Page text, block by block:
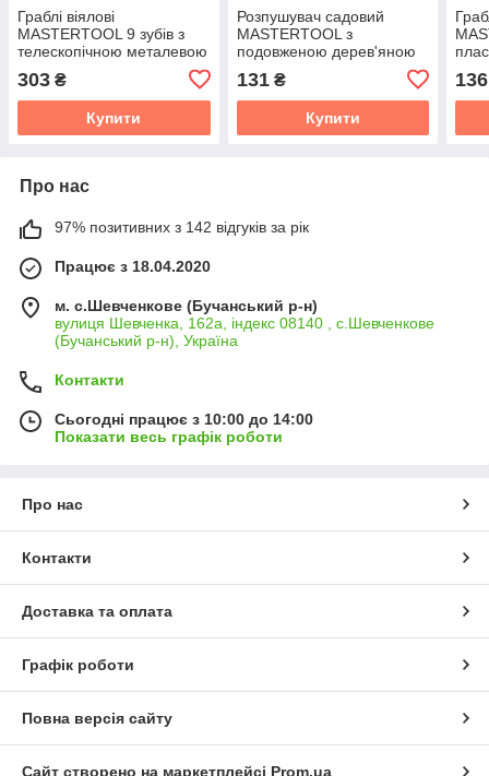
Граблі віялові
MASTERTOOL 9 зубів з
телескопічною металевою
покриттям 750-1040х160
мм
303 ₴
Купити
Розпушувач садовий
MASTERTOOL з
подовженою дерев'яною
131₴
Купити
136
Про нас
97% позитивних з 142 відгуків за рік
Працює з 18.04.2020
м. с.Шевченкове (Бучанський р-н)
вулиця Шевченка, 162а, індекс 08140 , с.Шевченкове
(Бучанський р-н), Україна
Контакти
Сьогодні працює з 10:00 до 14:00
Показати весь графік роботи
Про нас
Контакти
Доставка та оплата
Графік роботи
Повна версія сайту
Сайт створено на маркетплейсі Prom.ua